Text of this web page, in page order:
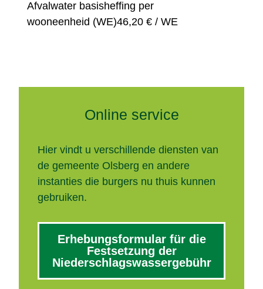
Afvalwater basisheffing per
wooneenheid (WE)46,20 € / WE
Online service
Hier vindt u verschillende diensten van
de gemeente Olsberg en andere
instanties die burgers nu thuis kunnen
gebruiken.
Erhebungsformular für die
Festsetzung der
Niederschlagswassergebühr